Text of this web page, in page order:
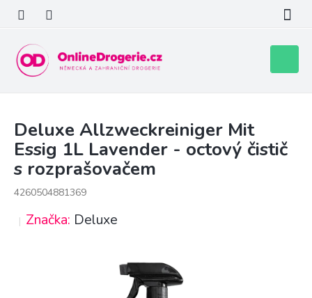
obsah
košík
Deluxe Allzweckreiniger Mit
Essig 1L Lavender - octový čistič
s rozprašovačem
4260504881369
Značka: Deluxe